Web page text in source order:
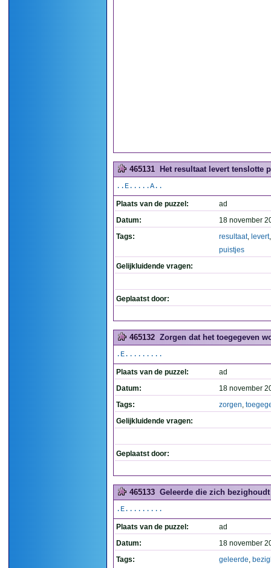
465131 Het resultaat levert tenslotte
..E.....A..
Plaats van de puzzel:
ad
Datum:
18 november
Tags:
resultaat, levert
puistjes
Gelijkluidende vragen:
Geplaatst door:
465132 Zorgen dat het toegegeven
.E.........
Plaats van de puzzel:
ad
Datum:
18 november
Tags:
zorgen,
Gelijkluidende vragen:
Geplaatst door:
465133 Geleerde die zich
.E.........
Plaats van de puzzel:
ad
Datum:
18 november
Tags:
geleerde,